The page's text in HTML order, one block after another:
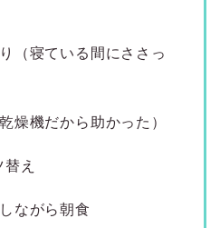
（寝ている間にささっ
燥機だから助かった）
え
ながら朝食